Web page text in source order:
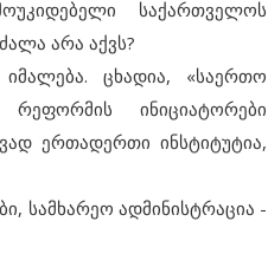
საქართველოს
არა აქვს?
ცხადია, «საერთო
ინიციატორები
ერთადერთი ინსტიტუტია,
სამხარეო ადმინისტრაცია -
სამხედრო აქციის გეგმა